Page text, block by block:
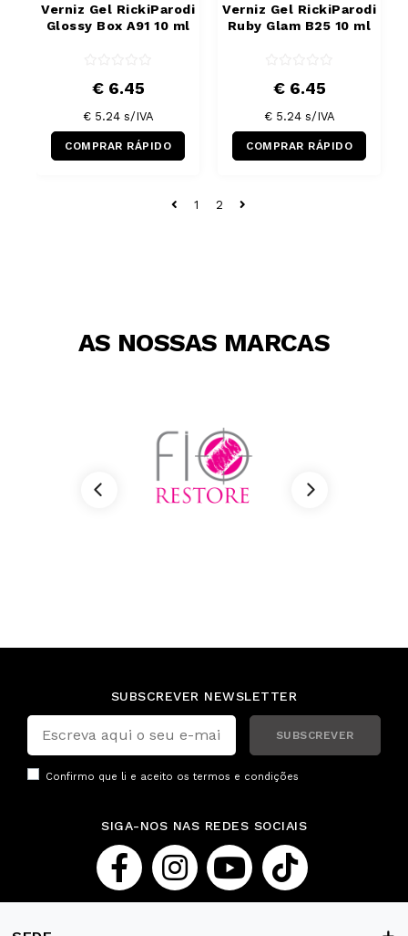
Verniz Gel RickiParodi
Glossy Box A91 10 ml
€ 6.45
€ 5.24s/IVA
COMPRAR RÁPIDO
Verniz Gel RickiParodi
Ruby Glam B25 10 ml
€ 6.45
€ 5.24s/IVA
COMPRAR RÁPIDO
1 2
AS NOSSAS MARCAS
SUBSCREVER NEWSLETTER
SUBSCREVER
Confirmo que li e aceito os termos e condições
SIGA-NOS NAS REDES SOCIAIS